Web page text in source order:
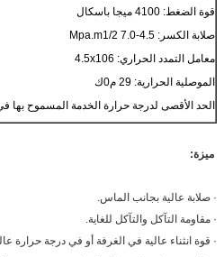
قوة الضغط: 4100 ميجا باسكال
صلابة الكسر: 4.5-7.0 Mpa.m1/2
معامل التمدد الحراري: 4.5x106
الموصلية الحرارية: 29 م0ك
الحد الأقصى لدرجة حرارة الخدمة المسموح بها في الهواء: 1500
ميزة:
· صلابة عالية بجانب الماس.
· مقاومة التآكل والتآكل للغاية.
· قوة انثناء عالية في الغرفة أو في درجة حرارة